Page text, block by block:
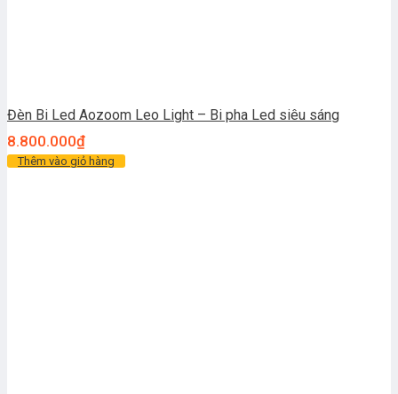
Đèn Bi Led Aozoom Leo Light – Bi pha Led siêu sáng
8.800.000₫
Thêm vào giỏ hàng